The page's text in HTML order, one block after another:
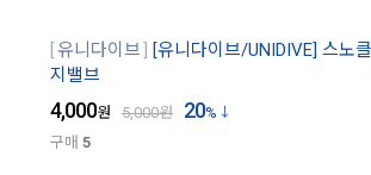
유니다이브
[유니다이브/UNIDIVE] 스노
지밸브
4,000원 5,000원 20%
구매 5